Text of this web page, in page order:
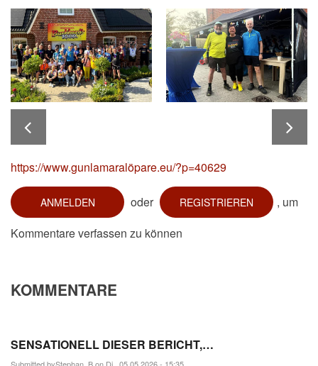
https://www.gunlamaralöpare.eu/?p=40629
ANMELDEN oder REGISTRIEREN
, um
Kommentare verfassen zu können
KOMMENTARE
SENSATIONELL DIESER BERICHT,…